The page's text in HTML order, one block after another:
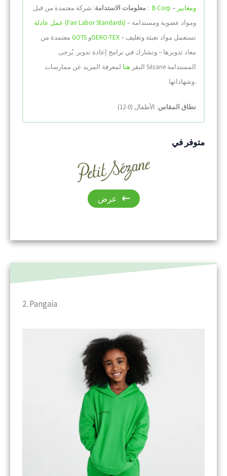
معلومات الاستدامة : شركة معتمدة من قبل : B Corp – ومعايير
عمل عادلة (Fair Labor Standards) – ومواد عضوية ومستدامة
GOTS وOEKO-TEX– تستعمل مواد تعبئة وتغليف
معاد تدويرها – وتشارك في برامج إعادة تدوير. يُرجى
النقر هنا لمعرفة المزيد عن ممارسات Sézane المستدامة
وشهاداتها.
نطاق المقاس: الأطفال (0-12)
متوفر في
عرض
2. Pangaia